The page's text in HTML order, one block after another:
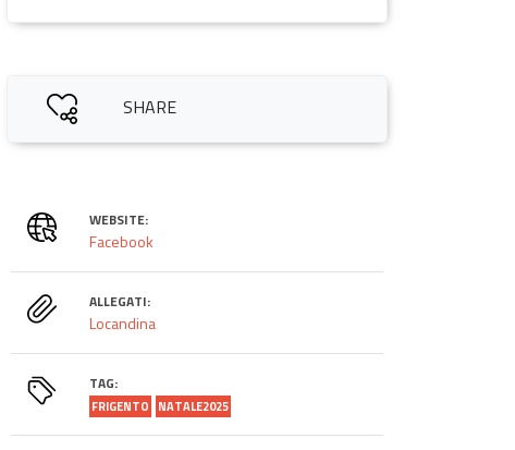
SHARE
WEBSITE:
Facebook
ALLEGATI:
Locandina
TAG:
FRIGENTO NATALE2025